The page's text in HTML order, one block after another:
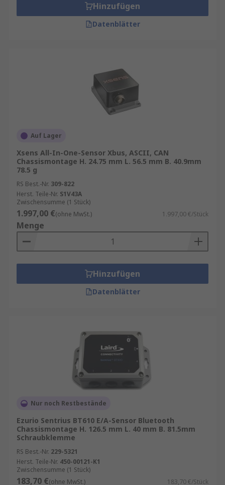
Hinzufügen
Datenblätter
Auf Lager
Xsens All-In-One-Sensor Xbus, ASCII, CAN
Chassismontage H. 24.75 mm L. 56.5 mm B. 40.9mm
78.5 g
RS Best.-Nr. 309-822
Herst. Teile-Nr. S1V43A
Zwischensumme (1 Stück)
1.997,00 €(ohne MwSt.) 1.997,00 €/Stück
Menge
Hinzufügen
Datenblätter
Nur noch Restbestände
Ezurio Sentrius BT610 E/A-Sensor Bluetooth
Chassismontage H. 126.5 mm L. 40 mm B. 81.5mm
Schraubklemme
RS Best.-Nr. 229-5321
Herst. Teile-Nr. 450-00121-K1
Zwischensumme (1 Stück)
183,70 €(ohne MwSt.) 183,70 €/Stück